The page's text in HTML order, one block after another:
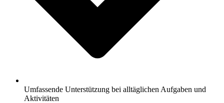
Umfassende Unterstützung bei alltäglichen Aufgaben und
Aktivitäten